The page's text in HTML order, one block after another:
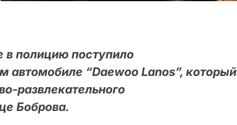
в полицию поступило
автомобиле “Daewoo Lanos”, который
развлекательного
Боброва.